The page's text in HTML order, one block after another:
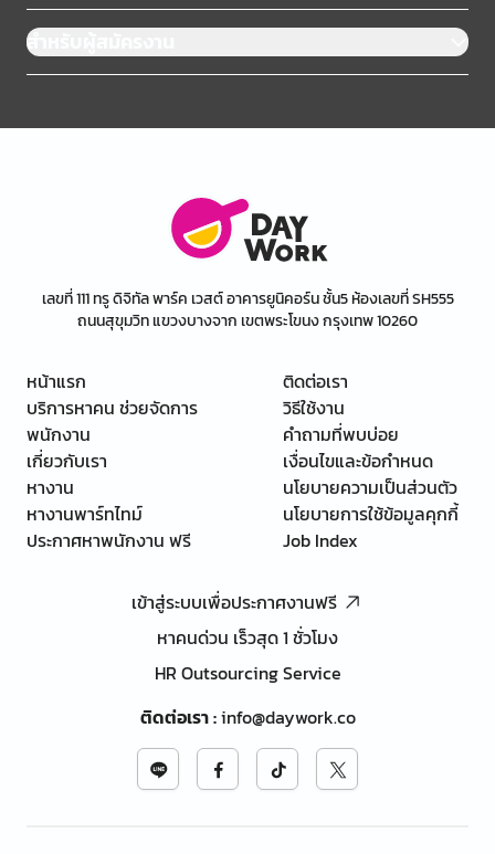
สำหรับผู้สมัครงาน
เลขที่ 111 ทรู ดิจิทัล พาร์ค เวสต์ อาคารยูนิคอร์น ชั้น5 ห้องเลขที่ SH555
ถนนสุขุมวิท แขวงบางจาก เขตพระโขนง กรุงเทพ 10260
หน้าแรก
บริการหาคน ช่วยจัดการ
พนักงาน
เกี่ยวกับเรา
หางาน
หางานพาร์ทไทม์
ประกาศหาพนักงาน ฟรี
ติดต่อเรา
วิธีใช้งาน
คำถามที่พบบ่อย
เงื่อนไขและข้อกำหนด
นโยบายความเป็นส่วนตัว
นโยบายการใช้ข้อมูลคุกกี้
Job Index
เข้าสู่ระบบเพื่อประกาศงานฟรี
หาคนด่วน เร็วสุด 1 ชั่วโมง
HR Outsourcing Service
ติดต่อเรา:info@daywork.co